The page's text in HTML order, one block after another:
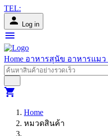
TEL:
person Log in
menu
Home อาหารสุนัข อาหารแมว
shopping_cart
Home
หมวดสินค้า